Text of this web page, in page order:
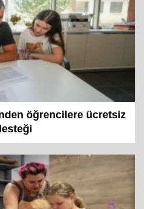
öğrencilere ücretsiz